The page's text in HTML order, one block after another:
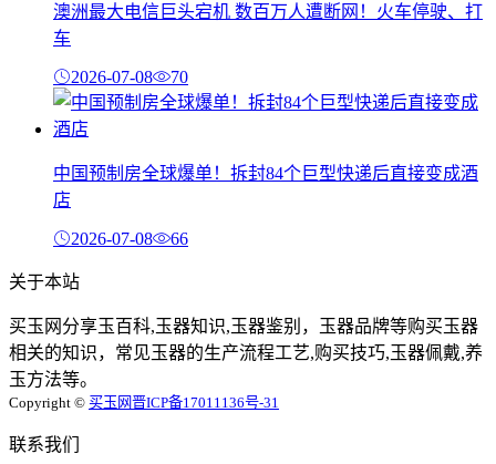
澳洲最大电信巨头宕机 数百万人遭断网！火车停驶、打
车
2026-07-08 70
中国预制房全球爆单！拆封84个巨型快递后直接变成酒
店
2026-07-08 66
关于本站
买玉网分享玉百科,玉器知识,玉器鉴别，玉器品牌等购买玉器
相关的知识，常见玉器的生产流程工艺,购买技巧,玉器佩戴,养
玉方法等。
Copyright © 买玉网晋ICP备17011136号-31
联系我们